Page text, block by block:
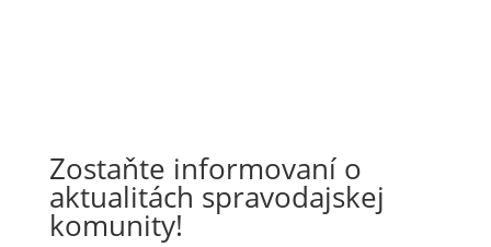
Zostaňte informovaní o
aktualitách spravodajskej
komunity!